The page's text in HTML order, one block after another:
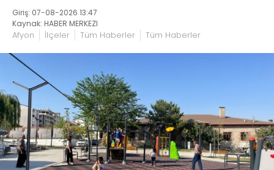
Giriş: 07-08-2026 13:47
Kaynak: HABER MERKEZI
Afyon İlçeler Tüm Haberler Tüm Haberler